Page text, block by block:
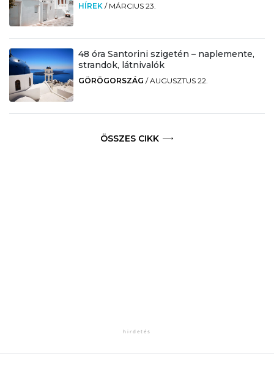
HÍREK / MÁRCIUS 23.
48 óra Santorini szigetén – naplemente,
strandok, látnivalók
GÖRÖGORSZÁG /AUGUSZTUS 22.
ÖSSZES CIKK